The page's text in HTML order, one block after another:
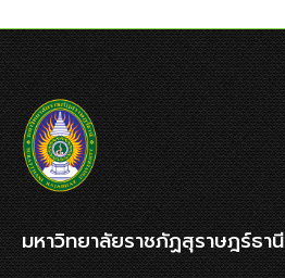
มหาวิทยาลัยราชภัฏสุราษฎร์ธานี